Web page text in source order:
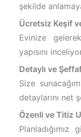
şekilde
Ücretsiz Keşif
Evinize
yapısını
Detaylı ve
Size
detaylarını net
Özenli ve Titiz